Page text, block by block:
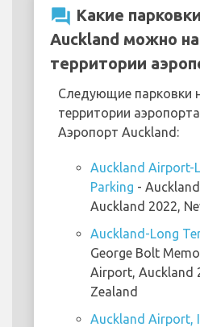
question_answer Какие
Auckland можно
территории
Следующие парковки
территории
Аэропорт Auckland:
Auckland Airport-
Parking -
Auckland 2022,
Auckland-Long
George Bolt
Airport, Auckland
Zealand
Auckland Airport,